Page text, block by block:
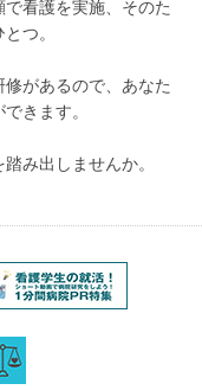
看護を実施、そのた
つ。
があるので、あなた
きます。
み出しませんか。